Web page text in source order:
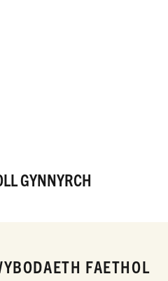
GYNNYRCH
FAETHOL